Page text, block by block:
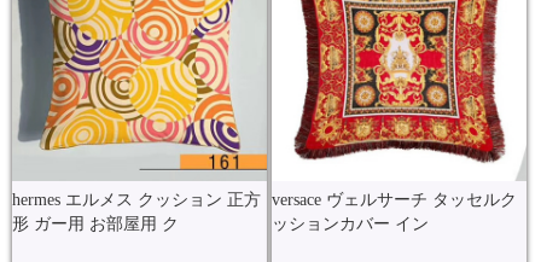
hermes エルメス クッション 正方
形 ガー用 お部屋用 ク
versace ヴェルサーチ タッセルク
ッションカバー イン